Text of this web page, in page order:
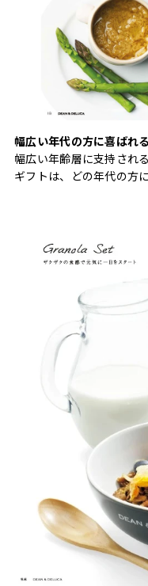
幅広い年代の方に喜ばれ
幅広い年齢層に支持され
ギフトは、どの年代の方